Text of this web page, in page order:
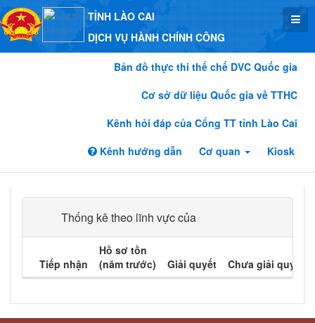
TỈNH LÀO CAI
DỊCH VỤ HÀNH CHÍNH CÔNG
Bản đồ thực thi thể chế DVC Quốc gia
Cơ sở dữ liệu Quốc gia về TTHC
Kênh hỏi đáp của Cổng TT tỉnh Lào Cai
Kênh hướng dẫn
Cơ quan Kiosk
Thống kê theo lĩnh vực của
Tiếp nhận
Hồ sơ tồn
(năm trước)
Giải quyết Chưa giải quyết